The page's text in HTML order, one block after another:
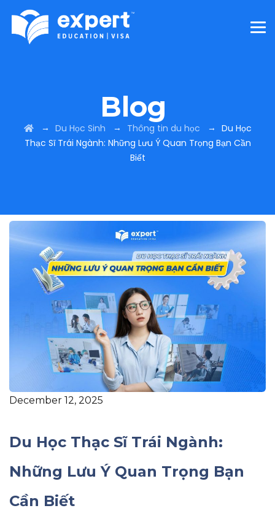
Blog
→ Du Học Sinh → Thông tin du học → Du Học
Thạc Sĩ Trái Ngành: Những Lưu Ý Quan Trọng Bạn Cần
Biết
December 12, 2025
Du Học Thạc Sĩ Trái Ngành:
Những Lưu Ý Quan Trọng Bạn
Cần Biết